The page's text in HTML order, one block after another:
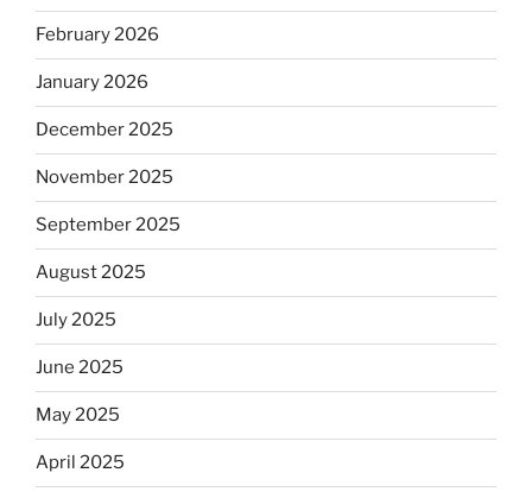
February 2026
January 2026
December 2025
November 2025
September 2025
August 2025
July 2025
June 2025
May 2025
April 2025